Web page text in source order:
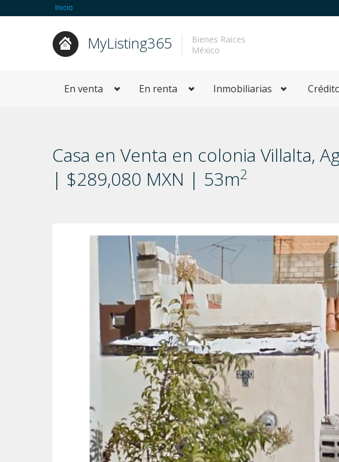
Inicio
MyListing365
Bienes Raices
México
En venta En renta Inmobiliarias
Casa en Venta en colonia Villalta,
| $289,080 MXN | 53m2